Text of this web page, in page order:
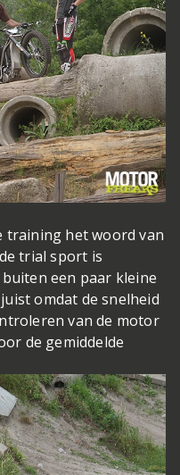
training het woord van
trial sport is
een paar kleine
omdat de snelheid
van de motor
de gemiddelde